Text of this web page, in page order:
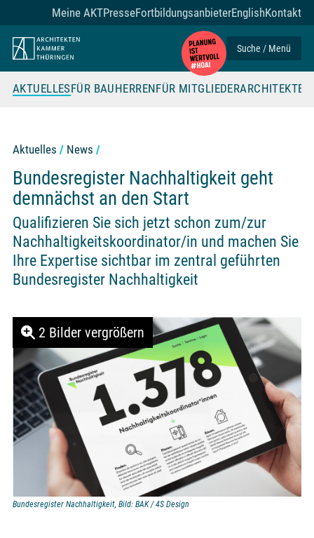
Zum Seiteninhalt
Suche / Menü
AKTUELLESFÜR BAUHERRENFÜR MITGLIEDER
Meine AKTPresseFortbildungsanbieterEnglishKontakt
Aktuelles News
Bundes­register Nachhaltigkeit geht
demnächst an den Start
Qualifizieren Sie sich jetzt schon zum/zur
Nachhaltigkeitskoordinator/in und machen Sie
Ihre Expertise sichtbar im zentral geführten
Bundesregister Nachhaltigkeit
2 Bilder vergrößern
Bundesregister Nachhaltigkeit, Bild: BAK / 4S Design